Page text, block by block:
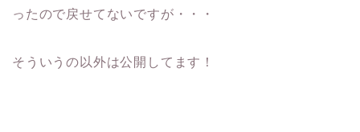
ったので戻せてないですが・・・
そういうの以外は公開してます！